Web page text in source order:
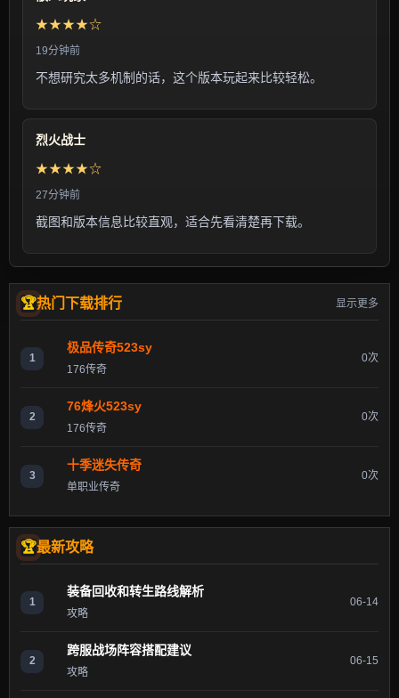
★★★★☆
19分钟前
不想研究太多机制的话，这个版本玩起来比较轻松。
烈火战士
★★★★☆
27分钟前
截图和版本信息比较直观，适合先看清楚再下载。
热门下载排行 显示更多
1
极品传奇523sy
176传奇
0次
2
76烽火523sy
176传奇
0次
3
十季迷失传奇
单职业传奇
0次
最新攻略
1
装备回收和转生路线解析
攻略
06-14
2
跨服战场阵容搭配建议
攻略
06-15